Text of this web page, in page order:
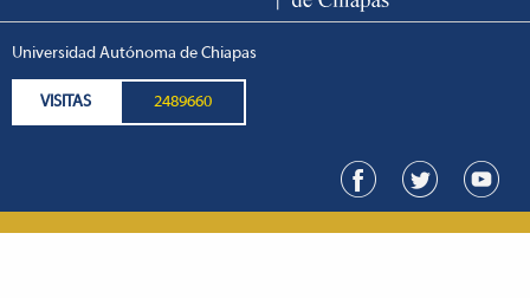
Universidad Autónoma de Chiapas
VISITAS 2489660